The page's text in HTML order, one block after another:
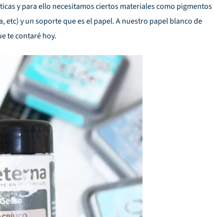
y para ello necesitamos ciertos materiales como pigmentos
etc) y un soporte que es el papel. A nuestro papel blanco de
te contaré hoy.